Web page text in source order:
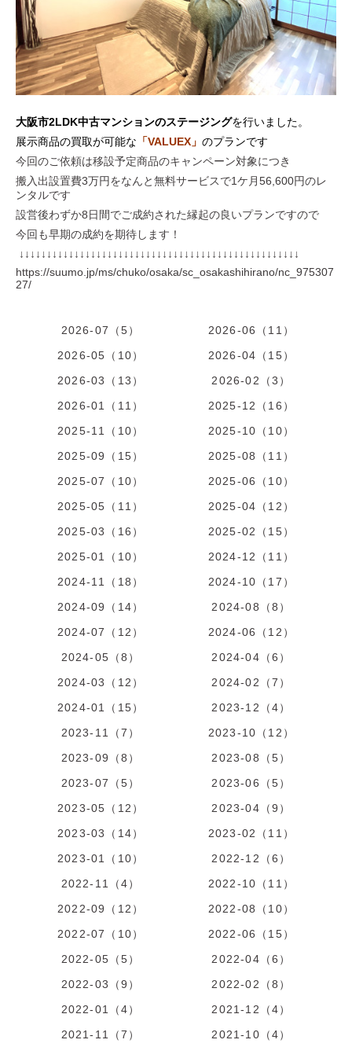
大阪市2LDK中古マンションのステージングを行いました。
展示商品の買取が可能な 「VALUEX 」 のプランです
今回のご依頼は移設予定商品のキャンペーン対象につき
搬入出設置費3万円をなんと無料サービスで1ケ月56,600円のレ
ンタルです
設営後わずか8日間でご成約された縁起の良いプランですので
今回も早期の成約を期待します！
↓↓↓↓↓↓↓↓↓↓↓↓↓↓↓↓↓↓↓↓↓↓↓↓↓↓↓↓↓↓↓↓↓↓↓↓↓↓↓↓↓↓↓↓↓↓↓↓↓↓↓
https://suumo.jp/ms/chuko/osaka/sc_osakashihirano/nc_975307
27/
2026-07（5）
2026-06（11）
2026-05（10）
2026-04（15）
2026-03（13）
2026-02（3）
2026-01（11）
2025-12（16）
2025-11（10）
2025-10（10）
2025-09（15）
2025-08（11）
2025-07（10）
2025-06（10）
2025-05（11）
2025-04（12）
2025-03（16）
2025-02（15）
2025-01（10）
2024-12（11）
2024-11（18）
2024-10（17）
2024-09（14）
2024-08（8）
2024-07（12）
2024-06（12）
2024-05（8）
2024-04（6）
2024-03（12）
2024-02（7）
2024-01（15）
2023-12（4）
2023-11（7）
2023-10（12）
2023-09（8）
2023-08（5）
2023-07（5）
2023-06（5）
2023-05（12）
2023-04（9）
2023-03（14）
2023-02（11）
2023-01（10）
2022-12（6）
2022-11（4）
2022-10（11）
2022-09（12）
2022-08（10）
2022-07（10）
2022-06（15）
2022-05（5）
2022-04（6）
2022-03（9）
2022-02（8）
2022-01（4）
2021-12（4）
2021-11（7）
2021-10（4）